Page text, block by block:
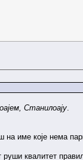
Станилоају
име које нема
квалитет